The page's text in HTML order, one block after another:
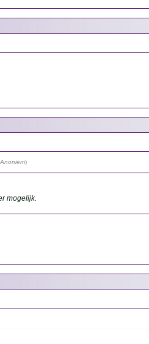
Anoniem)
mogelijk.